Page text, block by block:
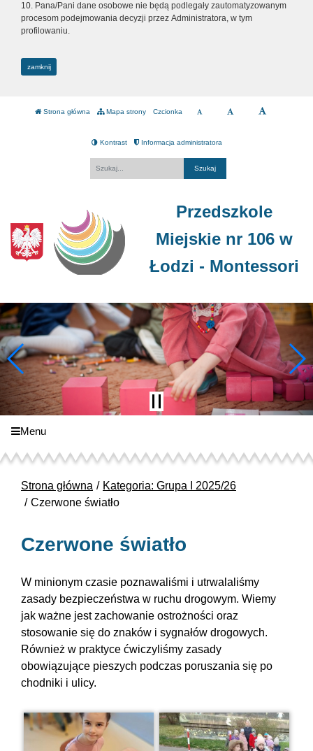
10. Pana/Pani dane osobowe nie będą podlegały zautomatyzowanym
procesom podejmowania decyzji przez Administratora, w tym
profilowaniu.
zamknij
Strona główna Mapa strony Czcionka
Kontrast Informacja administratora
Przedszkole
Miejskie nr 106 w
Łodzi - Montessori
Menu
Strona główna
Kategoria: Grupa I 2025/26
Czerwone światło
Czerwone światło
W minionym czasie poznawaliśmi i utrwalaliśmy
zasady bezpieczeństwa w ruchu drogowym. Wiemy
jak ważne jest zachowanie ostrożności oraz
stosowanie się do znaków i sygnałów drogowych.
Również w praktyce ćwiczyliśmy zasady
obowiązujące pieszych podczas poruszania się po
chodniki i ulicy.